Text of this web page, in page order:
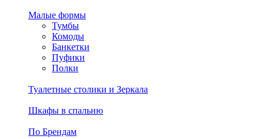
Малые формы
Тумбы
Комоды
Банкетки
Пуфики
Полки
Туалетные столики и Зеркала
Шкафы в спальню
По Брендам